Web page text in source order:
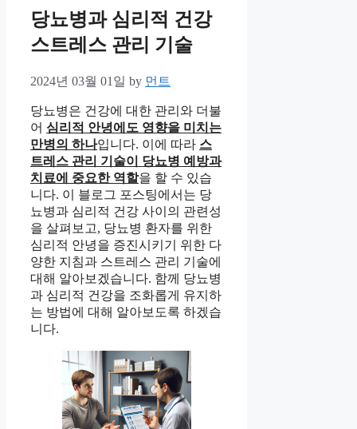
당뇨병과 심리적 건강
스트레스 관리 기술
2024년 03월 01일 by 먼트
당뇨병은 건강에 대한 관리와 더불
어 심리적 안녕에도 영향을 미치는
만병의 하나입니다. 이에 따라 스
트레스 관리 기술이 당뇨병 예방과
치료에 중요한 역할을 할 수 있습
니다. 이 블로그 포스팅에서는 당
뇨병과 심리적 건강 사이의 관련성
을 살펴보고, 당뇨병 환자를 위한
심리적 안녕을 증진시키기 위한 다
양한 지침과 스트레스 관리 기술에
대해 알아보겠습니다. 함께 당뇨병
과 심리적 건강을 조화롭게 유지하
는 방법에 대해 알아보도록 하겠습
니다.